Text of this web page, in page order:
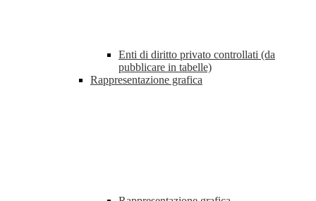
Enti di diritto privato controllati (da
pubblicare in tabelle)
Rappresentazione grafica